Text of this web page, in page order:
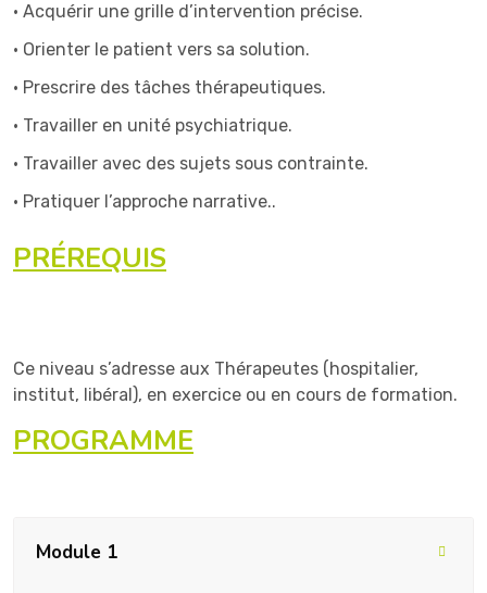
• Acquérir une grille d’intervention précise.
• Orienter le patient vers sa solution.
• Prescrire des tâches thérapeutiques.
• Travailler en unité psychiatrique.
• Travailler avec des sujets sous contrainte.
• Pratiquer l’approche narrative..
PRÉREQUIS
Ce niveau s’adresse aux Thérapeutes (hospitalier,
institut, libéral), en exercice ou en cours de formation.
PROGRAMME
Module 1